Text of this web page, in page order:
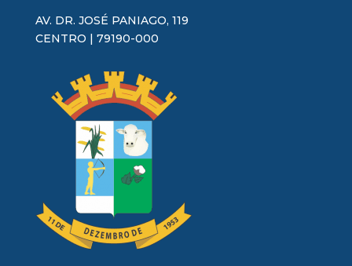
AV. DR. JOSÉ PANIAGO, 119
CENTRO | 79190-000